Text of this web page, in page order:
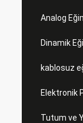
Analog
Dinamik
kablosuz
Elektronik
Tutum ve